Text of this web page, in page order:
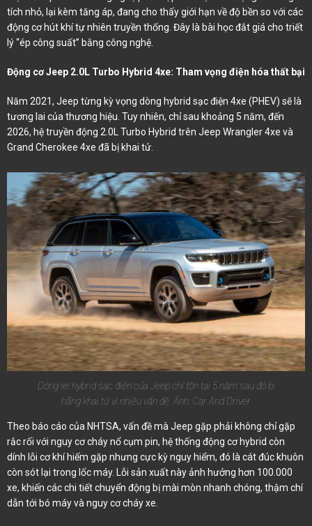
tích nhỏ, lại kèm tăng áp, đang cho thấy giới hạn về độ bền so với các
động cơ hút khí tự nhiên truyền thống. Đây là bài học đắt giá cho triết
lý “ép công suất” bằng công nghệ.
Động cơ Jeep 2.0L Turbo Hybrid 4xe: Tham vọng điện hóa thất bại
Năm 2021, Jeep từng kỳ vọng dòng hybrid sạc điện 4xe (PHEV) sẽ là
tương lai của thương hiệu. Tuy nhiên, chỉ sau khoảng 5 năm, đến
2026, hệ truyền động 2.0L Turbo Hybrid trên Jeep Wrangler 4xe và
Grand Cherokee 4xe đã bị khai tử.
Dòng xe hybrid sạc điện của Jeep chỉ tồn tại 5 năm sau đó bị
hãng khai tử vì nhiều vấn đề. Ảnh: Car And Driver
Theo báo cáo của NHTSA, vấn đề mà Jeep gặp phải không chỉ gặp
rắc rối với nguy cơ cháy nổ cụm pin, hệ thống động cơ hybrid còn
dính lỗi cơ khí hiếm gặp nhưng cực kỳ nguy hiểm, đó là cát đúc khuôn
còn sót lại trong lốc máy. Lỗi sản xuất này ảnh hưởng hơn 100.000
xe, khiến các chi tiết chuyển động bị mài mòn nhanh chóng, thậm chí
dẫn tới bó máy và nguy cơ cháy xe.